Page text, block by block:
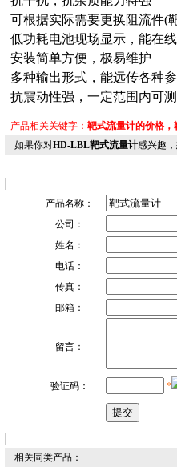
可根据实际需要更换阻流件(
低功耗电池现场显示，能
安装简单方便，极易维护
多种输出形式，能远传各种
抗震动性强，一定范围内可
产品相关关键字： 靶式流量计的价格
如果你对HD-LBL靶式流量计感兴趣
产品名称：
公司：
姓名：
电话：
传真：
邮箱：
留言：
验证码：
*
相关同类产品：